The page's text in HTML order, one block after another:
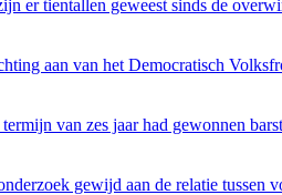
er tientallen geweest sinds de
aan van het Democratisch
van zes jaar had gewonnen
gewijd aan de relatie